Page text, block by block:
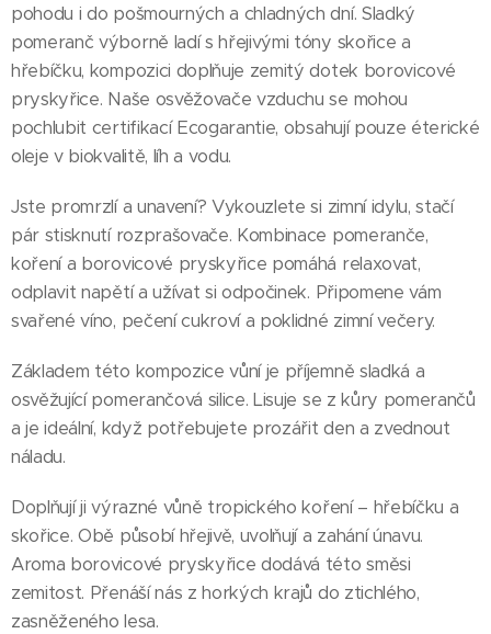
pohodu i do pošmourných a chladných dní. Sladký
pomeranč výborně ladí s hřejivými tóny skořice a
hřebíčku, kompozici doplňuje zemitý dotek borovicové
pryskyřice. Naše osvěžovače vzduchu se mohou
pochlubit certifikací Ecogarantie, obsahují pouze éterické
oleje v biokvalitě, líh a vodu.
Jste promrzlí a unavení? Vykouzlete si zimní idylu, stačí
pár stisknutí rozprašovače. Kombinace pomeranče,
koření a borovicové pryskyřice pomáhá relaxovat,
odplavit napětí a užívat si odpočinek. Připomene vám
svařené víno, pečení cukroví a poklidné zimní večery.
Základem této kompozice vůní je příjemně sladká a
osvěžující pomerančová silice. Lisuje se z kůry pomerančů
a je ideální, když potřebujete prozářit den a zvednout
náladu.
Doplňují ji výrazné vůně tropického koření – hřebíčku a
skořice. Obě působí hřejivě, uvolňují a zahání únavu.
Aroma borovicové pryskyřice dodává této směsi
zemitost. Přenáší nás z horkých krajů do ztichlého,
zasněženého lesa.